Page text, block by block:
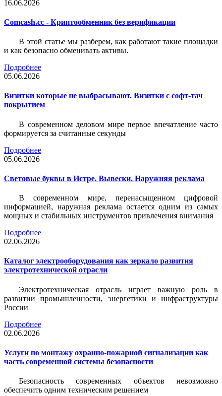
16.06.2026
Comcash.cc - Криптообменник без верификации
В этой статье мы разберем, как работают такие площадки
и как безопасно обменивать активы.
Подробнее
05.06.2026
Визитки которые не выбрасывают. Визитки с софт-тач
покрытием
В современном деловом мире первое впечатление часто
формируется за считанные секунды
Подробнее
05.06.2026
Световые буквы в Истре. Вывески. Наружняя реклама
В современном мире, перенасыщенном цифровой
информацией, наружная реклама остается одним из самых
мощных и стабильных инструментов привлечения внимания
Подробнее
02.06.2026
Каталог электрооборудования как зеркало развития
электротехнической отрасли
Электротехническая отрасль играет важную роль в
развитии промышленности, энергетики и инфраструктуры
России
Подробнее
02.06.2026
Услуги по монтажу охранно-пожарной сигнализации как
часть современной системы безопасности
Безопасность современных объектов невозможно
обеспечить одним техническим решением